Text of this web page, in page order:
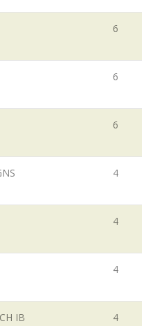
6
6
6
4
4
4
IB 4